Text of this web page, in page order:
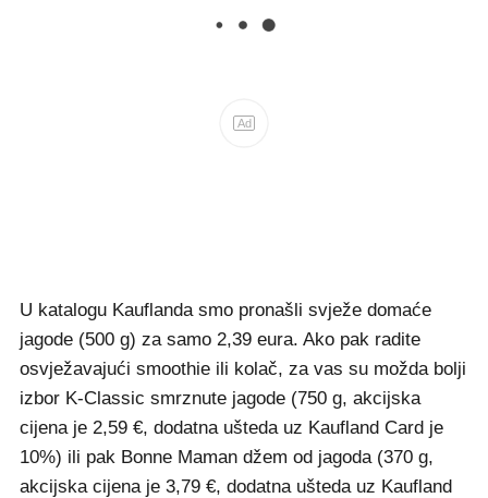
Ad
U katalogu Kauflanda smo pronašli svježe domaće
jagode (500 g) za samo 2,39 eura. Ako pak radite
osvježavajući smoothie ili kolač, za vas su možda bolji
izbor K-Classic smrznute jagode (750 g, akcijska
cijena je 2,59 €, dodatna ušteda uz Kaufland Card je
10%) ili pak Bonne Maman džem od jagoda (370 g,
akcijska cijena je 3,79 €, dodatna ušteda uz Kaufland